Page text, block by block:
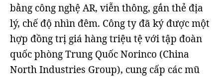
bằng công nghệ AR, viễn thông, gắn thẻ địa
lý, chế độ nhìn đêm. Công ty đã ký được một
hợp đồng trị giá hàng triệu tệ với tập đoàn
quốc phòng Trung Quốc Norinco (China
North Industries Group), cung cấp các mũ